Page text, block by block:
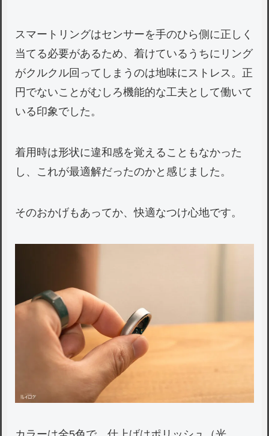
スマートリングはセンサーを手のひら側に正しく
当てる必要があるため、着けているうちにリング
がクルクル回ってしまうのは地味にストレス。正
円でないことがむしろ機能的な工夫として働いて
いる印象でした。
着用時は形状に違和感を覚えることもなかった
し、これが最適解だったのかと感じました。
そのおかげもあってか、快適なつけ心地です。